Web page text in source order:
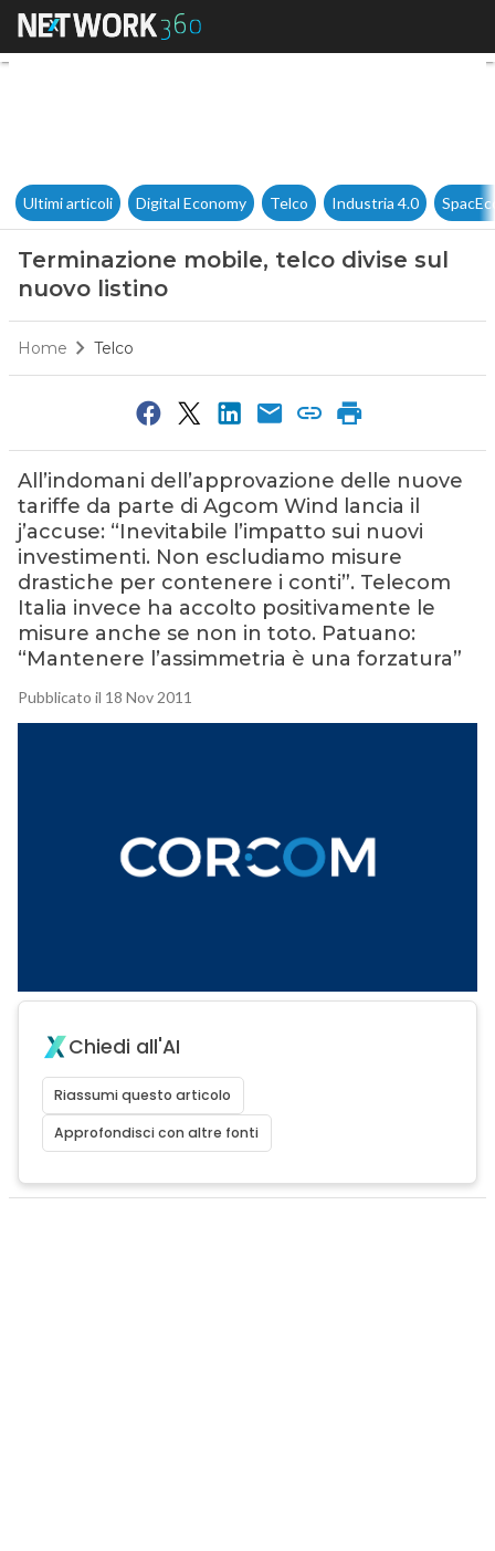
Terminazione mobile, telco
Ultimi articoli Digital Economy Telco Industria 4.0
Terminazione mobile, telco divise sul
nuovo listino
Home Telco
All’indomani dell’approvazione delle nuove
tariffe da parte di Agcom Wind lancia il
j’accuse: “Inevitabile l’impatto sui nuovi
investimenti. Non escludiamo misure
drastiche per contenere i conti”. Telecom
Italia invece ha accolto positivamente le
misure anche se non in toto. Patuano:
“Mantenere l’assimmetria è una forzatura”
Pubblicato il 18 Nov 2011
Chiedi all'AI
Riassumi questo articolo
Approfondisci con altre fonti